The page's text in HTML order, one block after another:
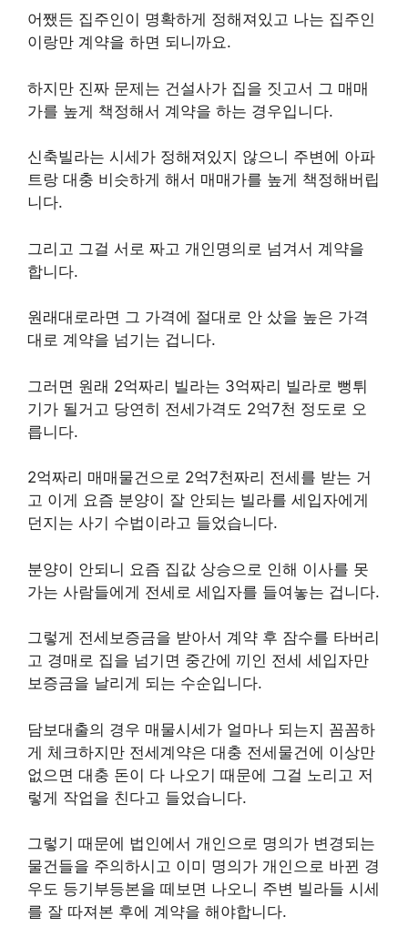
어쨌든 집주인이 명확하게 정해져있고 나는 집주인
이랑만 계약을 하면 되니까요.
하지만 진짜 문제는 건설사가 집을 짓고서 그 매매
가를 높게 책정해서 계약을 하는 경우입니다.
신축빌라는 시세가 정해져있지 않으니 주변에 아파
트랑 대충 비슷하게 해서 매매가를 높게 책정해버립
니다.
그리고 그걸 서로 짜고 개인명의로 넘겨서 계약을
합니다.
원래대로라면 그 가격에 절대로 안 샀을 높은 가격
대로 계약을 넘기는 겁니다.
그러면 원래 2억짜리 빌라는 3억짜리 빌라로 뻥튀
기가 될거고 당연히 전세가격도 2억7천 정도로 오
릅니다.
2억짜리 매매물건으로 2억7천짜리 전세를 받는 거
고 이게 요즘 분양이 잘 안되는 빌라를 세입자에게
던지는 사기 수법이라고 들었습니다.
분양이 안되니 요즘 집값 상승으로 인해 이사를 못
가는 사람들에게 전세로 세입자를 들여놓는 겁니다.
그렇게 전세보증금을 받아서 계약 후 잠수를 타버리
고 경매로 집을 넘기면 중간에 끼인 전세 세입자만
보증금을 날리게 되는 수순입니다.
담보대출의 경우 매물시세가 얼마나 되는지 꼼꼼하
게 체크하지만 전세계약은 대충 전세물건에 이상만
없으면 대충 돈이 다 나오기 때문에 그걸 노리고 저
렇게 작업을 친다고 들었습니다.
그렇기 때문에 법인에서 개인으로 명의가 변경되는
물건들을 주의하시고 이미 명의가 개인으로 바뀐 경
우도 등기부등본을 떼보면 나오니 주변 빌라들 시세
를 잘 따져본 후에 계약을 해야합니다.